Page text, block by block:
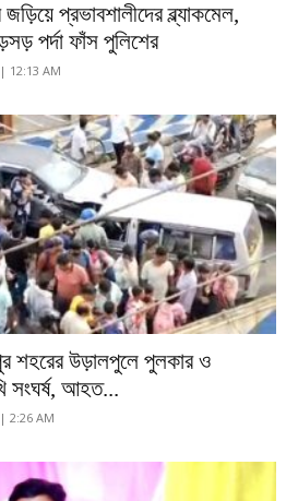
প্রভাবশালীদের ব্ল্যাকমেল,
পর্দা ফাঁস পুলিশের
12:13 AM
শহরের উড়ালপুলে পুলকার ও
সংঘর্ষ, আহত...
2:26 AM